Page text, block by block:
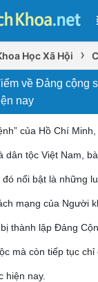
Học Xã Hội ›
về Đảng cộng
nay
của Hồ Chí
dân tộc Việt Nam,
nổi bật là những
mạng của Người
thành lập Đảng
mà còn tiếp tục
hiện nay.